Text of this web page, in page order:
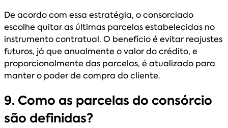
De acordo com essa estratégia, o consorciado
escolhe quitar as últimas parcelas estabelecidas no
instrumento contratual. O benefício é evitar reajustes
futuros, já que anualmente o valor do crédito, e
proporcionalmente das parcelas, é atualizado para
manter o poder de compra do cliente.
9. Como as parcelas do consórcio
são definidas?